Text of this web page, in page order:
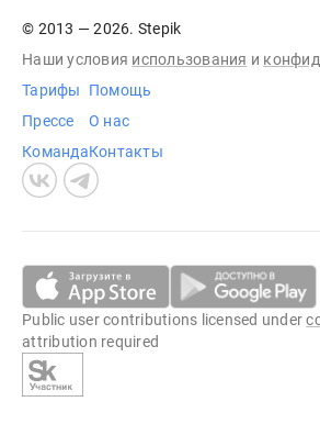
© 2013 — 2026. Stepik
Наши условия использования и
Тарифы
Прессе
Команда
Помощь
О нас
Контакты
Public user contributions licensed under
attribution required